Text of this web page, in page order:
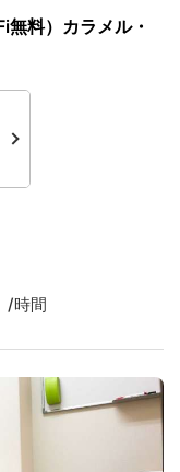
無料）カラメル・
/時間